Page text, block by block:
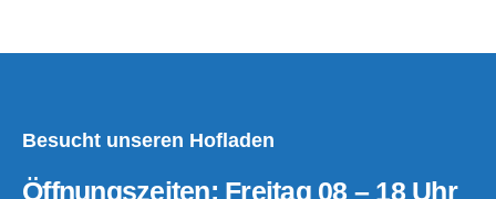
Besucht unseren Hofladen
Öffnungszeiten: Freitag 08 – 18 Uhr